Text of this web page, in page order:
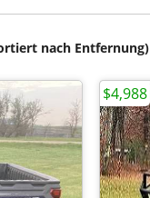
nach Entfernung)
$4,988